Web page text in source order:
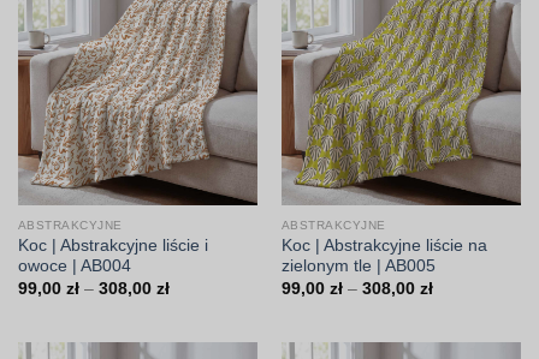
ABSTRAKCYJNE
Koc | Abstrakcyjne liście i
owoce | AB004
99,00 zł – 308,00 złZakres
ABSTRAKCYJNE
Koc | Abstrakcyjne liście na
zielonym tle | AB005
99,00 zł – 308,00 złZakres